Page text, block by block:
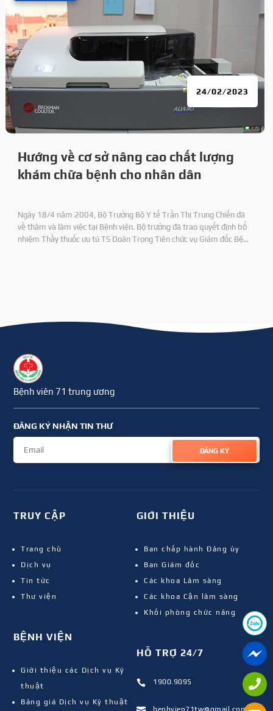
Hướng về cơ sở nâng cao chất lượng
khám chữa bệnh cho nhân dân
24/02/2023
Ngày 18/4 năm 2004, Bộ Trưởng Bộ Y tế Trần Thị Trung Chiến đã
về thăm và làm việc tại Bệnh viện. Bộ trưởng đã trao quyết định bổ
nhiệm Thầy thuốc ưu tú TS Doãn Trọng Tiên chức vụ Giám đốc Bệnh
Bệnh viên 71 trung ương
ĐĂNG KÝ NHẬN TIN THƯ
ĐĂNG KÝ
TRUY CẬP
Trang chủ
Dịch vụ
Tin tức
Thư viện
BỆNH VIỆN
Giới thiệu các Dịch vụ Kỹ
thuật
Bảng giá Dịch vụ Kỹ thuật
GIỚI THIỆU
Ban chấp hành Đảng ủy
Ban Giám đốc
Các khoa Lâm sàng
Các khoa Cận lâm sàng
Khối phòng chức năng
HỖ TRỢ 24/7
 1900.9095
benhvien71tw@gmail.com